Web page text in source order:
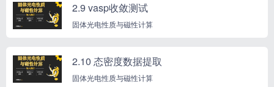
2.9 vasp收敛测试
固体光电性质与磁性计算
2.10 态密度数据提取
固体光电性质与磁性计算